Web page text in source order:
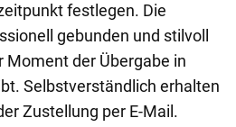
festlegen. Die
gebunden und stilvoll
Moment der Übergabe in
Selbstverständlich erhalten
Zustellung per E-Mail.